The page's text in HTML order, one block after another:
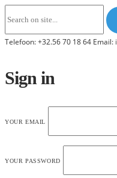
Telefoon: +32.56 70 18 64 Email:
Sign in
YOUR EMAIL
YOUR PASSWORD